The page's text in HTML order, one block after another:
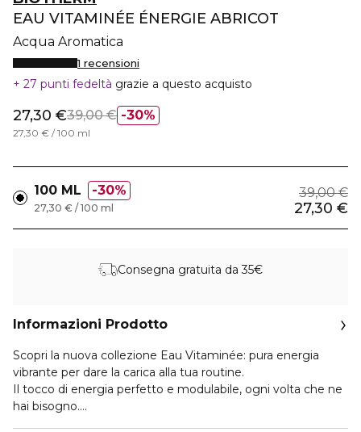
EAU VITAMINÉE ÉNERGIE ABRICOT
Acqua Aromatica
1 recensioni
27 punti fedeltà grazie a questo acquisto
30%
27,30 €39,00 €
27,30 € / 100 ml
100 ML 30% 39,00 €
27,30 €
27,30 € / 100 ml
Consegna gratuita da 35€
Informazioni Prodotto
Scopri la nuova collezione Eau Vitaminée: pura energia
vibrante per dare la carica alla tua routine.
Il tocco di energia perfetto e modulabile, ogni volta che ne
hai bisogno.